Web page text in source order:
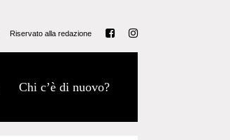
Riservato alla redazione
Chi c’è di nuovo?